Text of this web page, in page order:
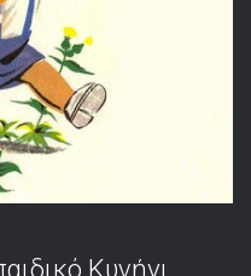
Κυνήγι